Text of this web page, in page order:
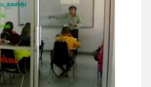
โปรไฟล์